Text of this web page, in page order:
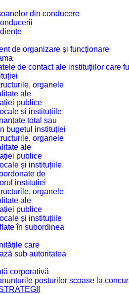
din conducere
de organizare și funcționare
de contact ale instituțiilor care
organele
ale
publice
și instituțiile
total sau
bugetul instituției
organele
ale
publice
și instituțiile
de
instituției
organele
ale
publice
și instituțiile
în subordinea
care
sub autoritatea
corporativă
posturilor scoase la